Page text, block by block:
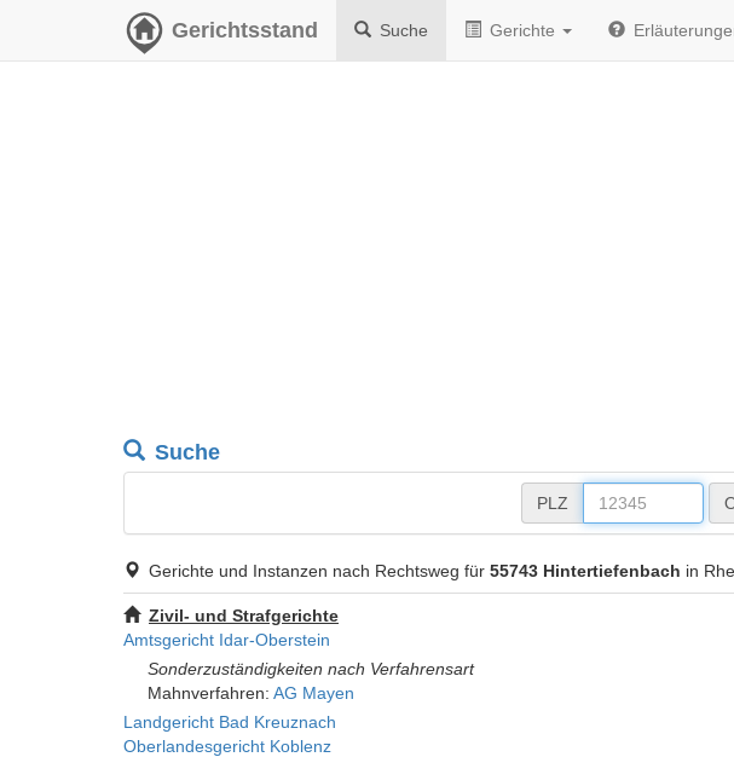
Gerichtsstand Suche Gerichte
Suche
PLZ
Gerichte und Instanzen nach Rechtsweg für 55743 Hintertiefenbach in
Zivil- und Strafgerichte
Amtsgericht Idar-Oberstein
Sonderzuständigkeiten nach Verfahrensart
Mahnverfahren: AG Mayen
Landgericht Bad Kreuznach
Oberlandesgericht Koblenz